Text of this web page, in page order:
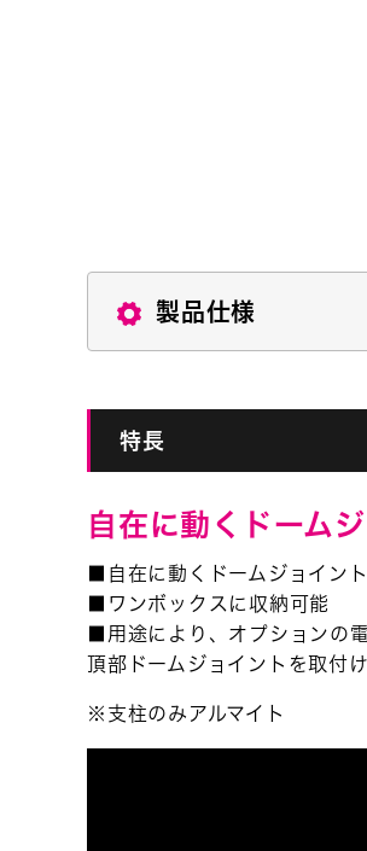
製品仕様
特長
自在に動くドーム
■自在に動くドームジョイン
■ワンボックスに収納可能
■用途により、オプションの
頂部ドームジョイントを取付
※支柱のみアルマイト